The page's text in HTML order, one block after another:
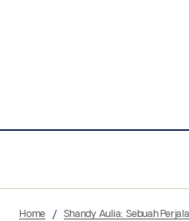
Home Shandy Aulia: Sebuah